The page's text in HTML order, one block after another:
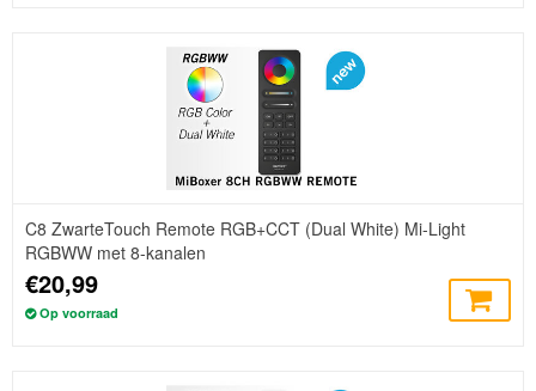
C8 ZwarteTouch Remote RGB+CCT (Dual White) Mi-Light
RGBWW met 8-kanalen
€20,99
Op voorraad